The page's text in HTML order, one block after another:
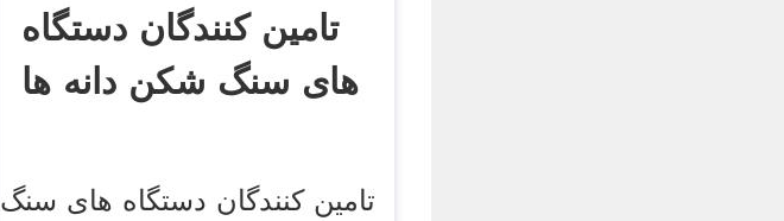
تامین کنندگان دستگاه
های سنگ شکن دانه ها
تامین کنندگان دستگاه های سنگ